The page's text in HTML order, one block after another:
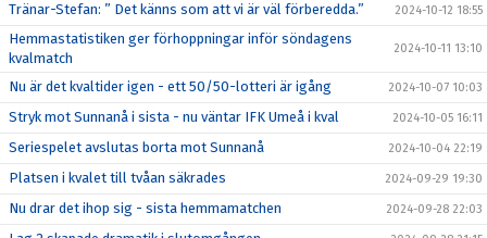
Tränar-Stefan: ” Det känns som att vi är väl förberedda.” 2024-10-12 18:55
Hemmastatistiken ger förhoppningar inför söndagens
kvalmatch
2024-10-11 13:10
Nu är det kvaltider igen - ett 50/50-lotteri är igång 2024-10-07 10:03
Stryk mot Sunnanå i sista - nu väntar IFK Umeå i kval 2024-10-05 16:11
Seriespelet avslutas borta mot Sunnanå 2024-10-04 22:19
Platsen i kvalet till tvåan säkrades 2024-09-29 19:30
Nu drar det ihop sig - sista hemmamatchen 2024-09-28 22:03